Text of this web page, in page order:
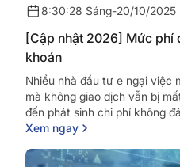
8:30:28 Sáng-20/10/2025
[Cập nhật 2026] Mức phí
khoán
Nhiều nhà đầu tư e ngại việc
mà không giao dịch vẫn bị
đến phát sinh chi phí không
nhà...
Xem ngay